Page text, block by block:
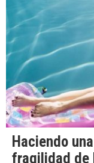
Haciendo
fragilidad de